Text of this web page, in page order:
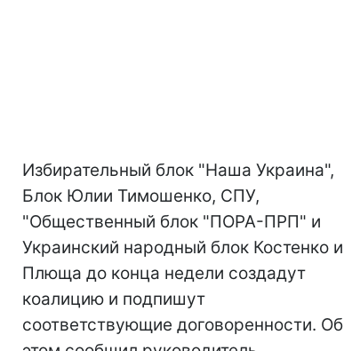
Избирательный блок "Наша Украина",
Блок Юлии Тимошенко, СПУ,
"Общественный блок "ПОРА-ПРП" и
Украинский народный блок Костенко и
Плюща до конца недели создадут
коалицию и подпишут
соответствующие договоренности. Об